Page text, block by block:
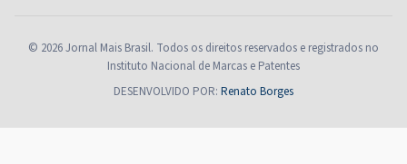
© 2026 Jornal Mais Brasil. Todos os direitos reservados e registrados no
Instituto Nacional de Marcas e Patentes
DESENVOLVIDO POR: Renato Borges